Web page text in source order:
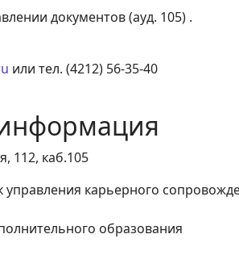
документов (ауд. 105) .
или тел. (4212) 56-35-40
112, каб.105
карьерного
образования